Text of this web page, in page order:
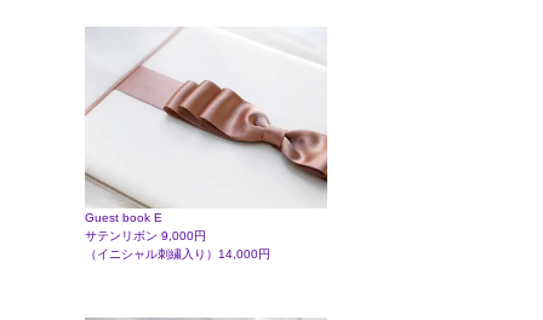
Guest book E
サテンリボン 9,000円
（イニシャル刺繍入り）14,000円